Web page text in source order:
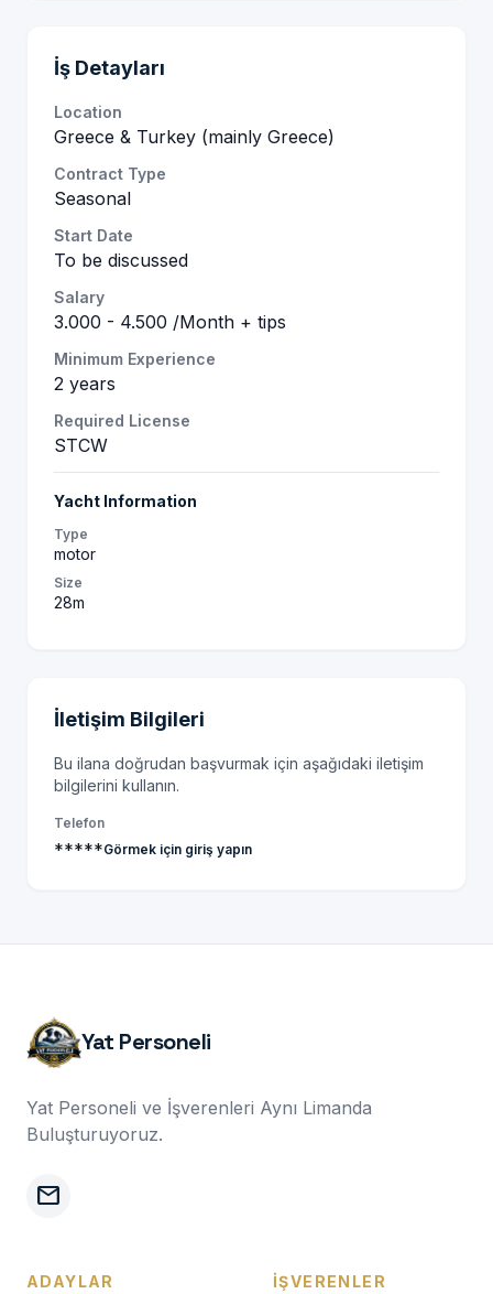
İş Detayları
Location
Greece & Turkey (mainly Greece)
Contract Type
Seasonal
Start Date
To be discussed
Salary
3.000 - 4.500 /Month + tips
Minimum Experience
2 years
Required License
STCW
Yacht Information
Type
motor
Size
28m
İletişim Bilgileri
Bu ilana doğrudan başvurmak için aşağıdaki iletişim
bilgilerini kullanın.
Telefon
*****Görmek için giriş yapın
Yat Personeli
Yat Personeli ve İşverenleri Aynı Limanda
Buluşturuyoruz.
mail
ADAYLAR İŞVERENLER